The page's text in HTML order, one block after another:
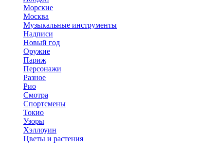
Морские
Москва
Музыкальные инструменты
Надписи
Новый год
Оружие
Париж
Персонажи
Разное
Рио
Смотра
Спортсмены
Токио
Узоры
Хэллоуин
Цветы и растения